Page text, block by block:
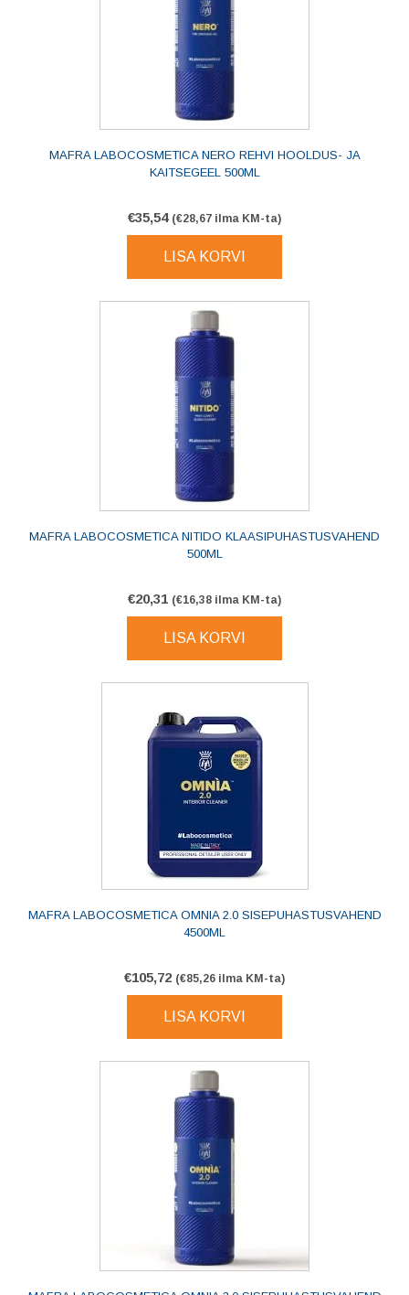
MAFRA LABOCOSMETICA NERO REHVI HOOLDUS- JA
KAITSEGEEL 500ML
€35,54 (€28,67 ilma KM-ta)
LISA KORVI
MAFRA LABOCOSMETICA NITIDO KLAASIPUHASTUSVAHEND
500ML
€20,31 (€16,38 ilma KM-ta)
LISA KORVI
MAFRA LABOCOSMETICA OMNIA 2.0 SISEPUHASTUSVAHEND
4500ML
€105,72 (€85,26 ilma KM-ta)
LISA KORVI